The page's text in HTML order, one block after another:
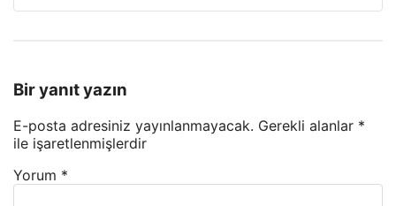
Bir yanıt yazın
E-posta adresiniz yayınlanmayacak. Gerekli alanlar *
ile işaretlenmişlerdir
Yorum *